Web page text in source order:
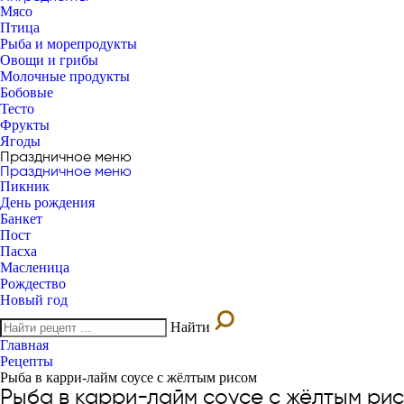
Мясо
Птица
Рыба и морепродукты
Овощи и грибы
Молочные продукты
Бобовые
Тесто
Фрукты
Ягоды
Праздничное меню
Праздничное меню
Пикник
День рождения
Банкет
Пост
Пасха
Масленица
Рождество
Новый год
Найти
Главная
Рецепты
Рыба в карри-лайм соусе с жёлтым рисом
Рыба в карри-лайм соусе с жёлтым